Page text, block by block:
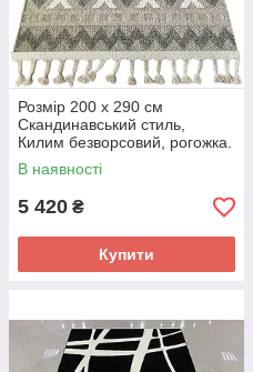
Розмір 200 x 290 см
Скандинавський стиль,
Килим безворсовий, рогожка.
Nar Hali Natura 0038, сірий
колір
В наявності
5 420 ₴
Купити